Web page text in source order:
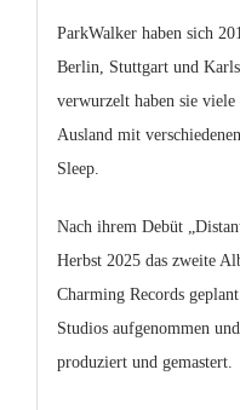
ParkWalker haben sich
Berlin, Stuttgart und
verwurzelt haben sie
Ausland mit
Sleep.
Nach ihrem Debüt
Herbst 2025 das zweite
Charming Records
Studios aufgenommen
produziert und gemastert.